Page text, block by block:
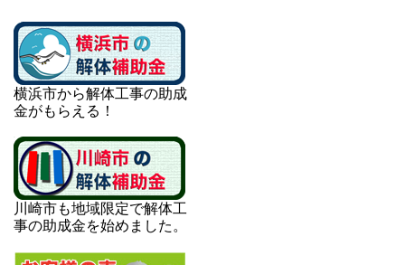
横浜市から解体工事の助成
金がもらえる！
川崎市も地域限定で解体工
事の助成金を始めました。